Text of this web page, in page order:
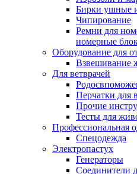
Бирки ушные
Чипирование
Ремни для
номерные
Оборудование для
Взвешивание
Для ветврачей
Перчатки для
Прочие
Тесты для
Профессиональная
Cпецодежда
Электропастух
Генераторы
Соединители